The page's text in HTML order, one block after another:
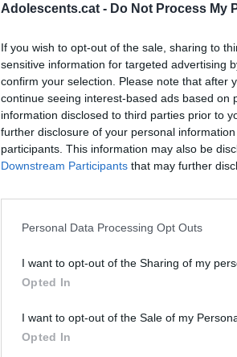
Adolescents.cat - Do Not Process My
If you wish to opt-out of the sale, sharing to
sensitive information for targeted advertising
confirm your selection. Please note that after
continue seeing interest-based ads based
information disclosed to third parties prior to
further disclosure of your personal
participants. This information may also be
Downstream Participants that may further
Personal Data Processing Opt Outs
I want to opt-out of the Sharing of my
Opted In
I want to opt-out of the Sale of my
Opted In
A primera vista, la
internacional que pot
important.